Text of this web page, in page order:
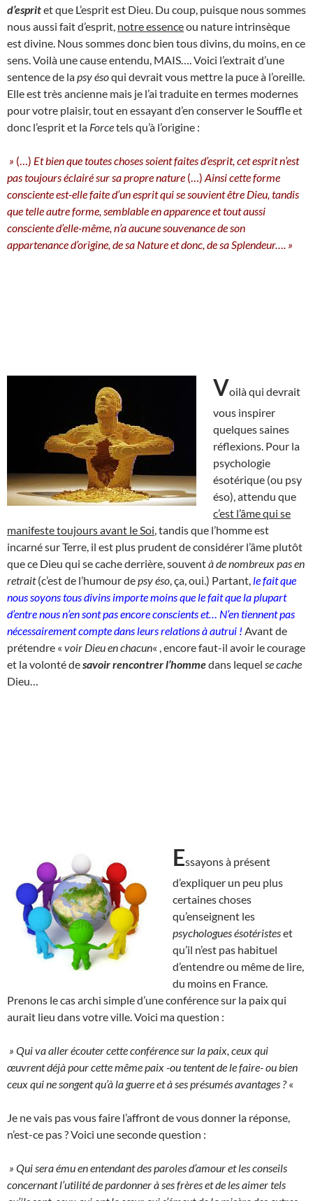
d’espritet que L’esprit est Dieu. Du coup, puisque nous sommes
nous aussi fait d’esprit, notre essenceou nature intrinsèque
est divine. Nous sommes donc bien tous divins, du moins, en ce
sens. Voilà une cause entendu, MAIS…. Voici l’extrait d’une
sentence de lapsy ésoqui devrait vous mettre la puce à l’oreille.
Elle est très ancienne mais je l’ai traduite en termes modernes
pour votre plaisir, tout en essayant d’en conserver le Souffle et
donc l’esprit et la Forcetels qu’à l’origine :
» (…) Et bien que toutes choses soient faites d’esprit, cet esprit n’est
pas toujours éclairé sur sa propre nature (…) Ainsi cette forme
consciente est-elle faite d’un esprit qui se souvient être Dieu, tandis
que telle autre forme, semblable en apparence et tout aussi
consciente d’elle-même, n’a aucune souvenance de son
appartenance d’origine, de sa Nature et donc, de sa Splendeur…. »
Voilà qui devrait
vous inspirer
quelques saines
réflexions. Pour la
psychologie
ésotérique (ou psy
éso), attendu que
c’est l’âme qui se
manifeste toujours avant le Soi , tandis que l’homme est
incarné sur Terre, il est plus prudent de considérer l’âme plutôt
que ce Dieu qui se cache derrière, souventà de nombreux pas en
retrait(c’est de l’humour depsy éso , ça, oui.) Partant, le fait que
nous soyons tous divins importe moins que le fait que la plupart
d’entre nous n’en sont pas encore conscients et… N’en tiennent pas
nécessairement compte dans leurs relations à autrui ! Avant de
prétendre « voir Dieu en chacun« , encore faut-il avoir le courage
et la volonté desavoir rencontrer l’hommedans lequel se cache
Dieu…
Essayons à présent
d’expliquer un peu plus
certaines choses
qu’enseignent les
psychologues ésotéristeset
qu’il n’est pas habituel
d’entendre ou même de lire,
du moins en France.
Prenons le cas archi simple d’une conférence sur la paix qui
aurait lieu dans votre ville. Voici ma question :
» Qui va aller écouter cette conférence sur la paix, ceux qui
œuvrent déjà pour cette même paix -ou tentent de le faire- ou bien
ceux qui ne songent qu’à la guerre et à ses présumés avantages ?«
Je ne vais pas vous faire l’affront de vous donner la réponse,
n’est-ce pas ? Voici une seconde question :
» Qui sera ému en entendant des paroles d’amour et les conseils
concernant l’utilité de pardonner à ses frères et de les aimer tels